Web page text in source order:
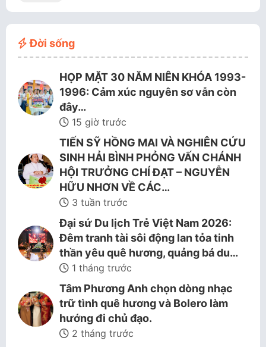
Đời sống
HỌP MẶT 30 NĂM NIÊN KHÓA 1993-
1996: Cảm xúc nguyên sơ vẫn còn
đây…
15 giờ trước
TIẾN SỸ HỒNG MAI VÀ NGHIÊN CỨU
SINH HẢI BÌNH PHỎNG VẤN CHÁNH
HỘI TRƯỞNG CHÍ ĐẠT – NGUYỄN
HỮU NHƠN VỀ CÁC…
3 tuần trước
Đại sứ Du lịch Trẻ Việt Nam 2026:
Đêm tranh tài sôi động lan tỏa tinh
thần yêu quê hương, quảng bá du…
1 tháng trước
Tâm Phương Anh chọn dòng nhạc
trữ tình quê hương và Bolero làm
hướng đi chủ đạo.
2 tháng trước